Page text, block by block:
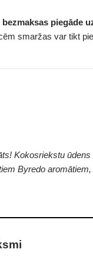
piegāde
smaržas var tikt
Kokosriekstu
Byredo